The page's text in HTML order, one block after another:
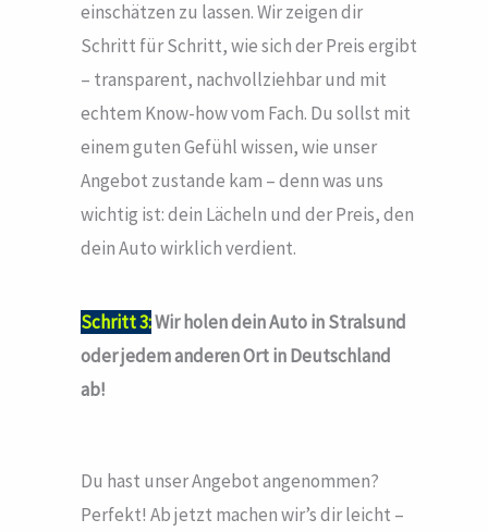
einschätzen zu lassen. Wir zeigen dir
Schritt für Schritt, wie sich der Preis ergibt
– transparent, nachvollziehbar und mit
echtem Know-how vom Fach. Du sollst mit
einem guten Gefühl wissen, wie unser
Angebot zustande kam – denn was uns
wichtig ist: dein Lächeln und der Preis, den
dein Auto wirklich verdient.
Schritt 3:Wir holen dein Auto in Stralsund
oder jedem anderen Ort in Deutschland
ab!
Du hast unser Angebot angenommen?
Perfekt! Ab jetzt machen wir’s dir leicht –